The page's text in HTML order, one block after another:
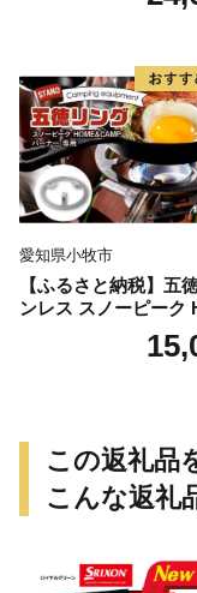
ソロ ソロキャンプ グ
ング バーナー 風防
頓珍漢 愛知県 小牧市
料
愛知県小牧市
【ふるさと納税】五
ンレス スノーピーク
&CAMP バーナー専
五徳 軽量 変形しに
キャンプ 送料無料
この返礼品
こんな返礼